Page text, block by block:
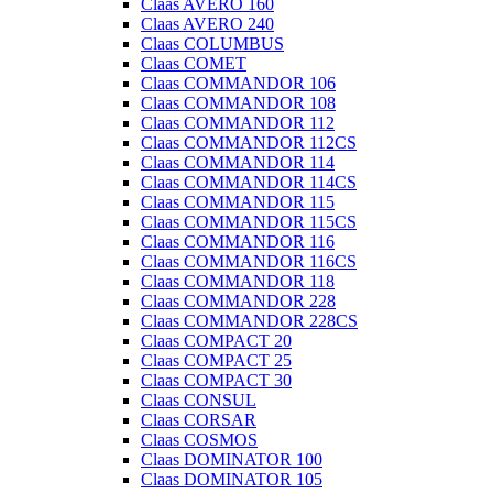
Claas AVERO 160
Claas AVERO 240
Claas COLUMBUS
Claas COMET
Claas COMMANDOR 106
Claas COMMANDOR 108
Claas COMMANDOR 112
Claas COMMANDOR 112CS
Claas COMMANDOR 114
Claas COMMANDOR 114CS
Claas COMMANDOR 115
Claas COMMANDOR 115CS
Claas COMMANDOR 116
Claas COMMANDOR 116CS
Claas COMMANDOR 118
Claas COMMANDOR 228
Claas COMMANDOR 228CS
Claas COMPACT 20
Claas COMPACT 25
Claas COMPACT 30
Claas CONSUL
Claas CORSAR
Claas COSMOS
Claas DOMINATOR 100
Claas DOMINATOR 105